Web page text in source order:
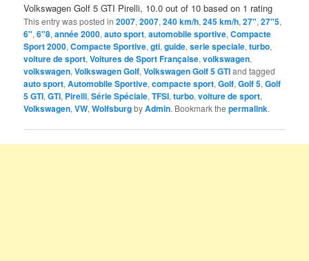
Volkswagen Golf 5 GTI Pirelli, 10.0 out of 10 based on 1 rating
This entry was posted in2007,2007,240 km/h,245 km/h,27",27"5,
6",6"8,année 2000,auto sport,automobile sportive,Compacte
Sport 2000,Compacte Sportive,gti,guide,serie speciale,turbo,
voiture de sport,Voitures de Sport Française,volkswagen,
volkswagen,Volkswagen Golf,Volkswagen Golf 5 GTIand tagged
auto sport,Automobile Sportive,compacte sport,Golf,Golf 5,Golf
5 GTI,GTI, Pirelli,Série Spéciale,TFSI,turbo,voiture de sport,
Volkswagen,VW,WolfsburgbyAdmin. Bookmark thepermalink.